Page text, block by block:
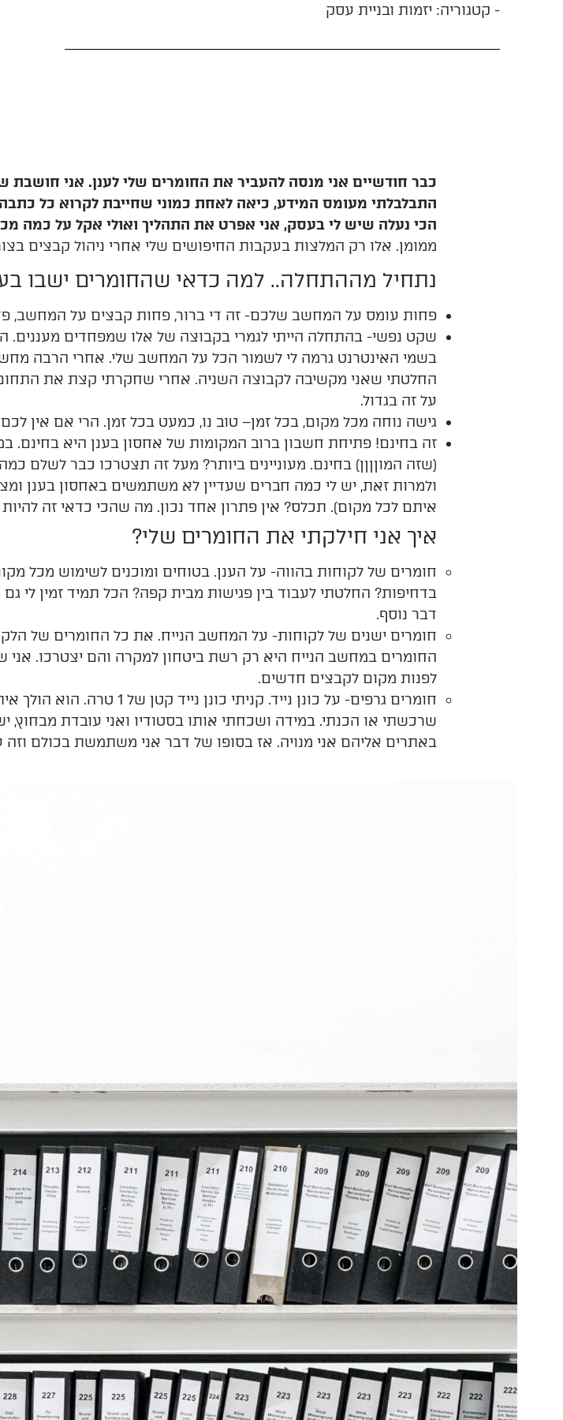
- קטגוריה: יזמות ובניית עסק
כבר חודשיים אני מנסה להעביר את החומרים שלי לענן. אני
התבלבלתי מעומס המידע, כיאה לאחת כמוני שחייבת לקרוא כל
הכי נעלה שיש לי בעסק, אני אפרט את התהליך ואולי אקל על כמה
ממומן. אלו רק המלצות בעקבות החיפושים שלי אחרי ניהול קבצים
נתחיל מההתחלה.. למה כדאי שהחומרים ישבו
פחות עומס על המחשב שלכם- זה די ברור, פחות קבצים על המחשב,
שקט נפשי- בהתחלה הייתי לגמרי בקבוצה של אלו שמפחדים
בשמי האינטרנט גרמה לי לשמור הכל על המחשב שלי. אחרי הרבה
החלטתי שאני מקשיבה לקבוצה השניה. אחרי שחקרתי קצת את התחום
על זה בגדול.
גישה נוחה מכל מקום, בכל זמן– טוב נו, כמעט בכל זמן. הרי אם אין לכם
(שזה המוןןןן) בחינם. מעוניינים ביותר? מעל זה תצטרכו כבר לשלם
ולמרות זאת, יש לי כמה חברים שעדיין לא משתמשים באחסון בענן
איתם לכל מקום). תכלס? אין פתרון אחד נכון. מה שהכי כדאי זה
איך אני חילקתי את החומרים שלי?
חומרים של לקוחות בהווה- על הענן. בטוחים ומוכנים לשימוש מכל
בדחיפות? החלטתי לעבוד בין פגישות מבית קפה? הכל תמיד זמין לי
דבר נוסף.
חומרים ישנים של לקוחות- על המחשב הנייח. את כל החומרים של
החומרים במחשב הנייח היא רק רשת ביטחון למקרה והם יצטרכו.
לפנות מקום לקבצים חדשים.
חומרים גרפים- על כונן
שרכשתי או הכנתי. במידה ושכחתי אותו בסטודיו ואני עובדת
באתרים אליהם אני מנויה. אז בסופו של דבר אני משתמשת בכולם וזה